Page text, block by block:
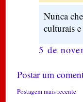
Nunca
culturais
5 de
Postar um
Postagem mais recente